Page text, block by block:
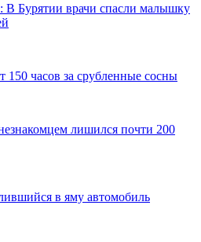
В Бурятии врачи спасли малышку
150 часов за срубленные сосны
лишился почти 200
в яму автомобиль